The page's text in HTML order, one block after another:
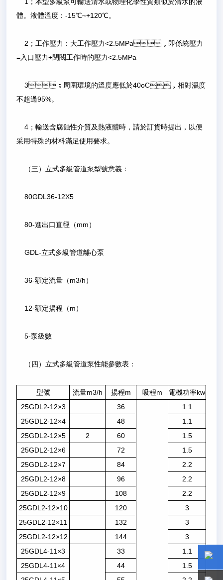
體。液體溫度：-15℃~+120℃。
2；工作壓力：大工作壓力<2.5MPa，即係統壓力
=入口壓力+閉閥工作時的壓力<2.5MPa
3；周圍環境的溫度應低於40οC，相對濕度
不超過95%。
4；輸送含腐蝕性介質及熱液體時，請於訂貨時提出，以便
采用特殊的材料滿足使用要求。
（三）立式多級管道泵型號意義：
80GDL36-12X5
80-進出口直徑（mm）
GDL-立式多級管道離心泵
36-額定流量（m3/h）
12-額定揚程（m）
5-泵級數
（四）立式多級管道泵性能參數表：
型號 流量m3/h 揚程m 吸程m
電機功率kw
25GDL2-12×3
36
1.1
25GDL2-12×4
48
1.1
25GDL2-12×5
2 60
1.5
25GDL2-12×6
72
1.5
25GDL2-12×7
84
2.2
25GDL2-12×8
96
2.2
25GDL2-12×9
108
2.2
25GDL2-12×10
120
3
25GDL2-12×11
132
3
25GDL2-12×12
144
3
25GDL4-11×3
33
1.1
25GDL4-11×4
44
1.5